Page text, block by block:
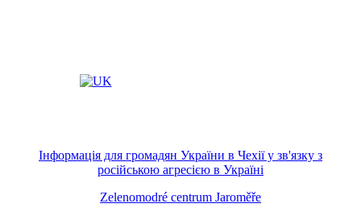
Інформація для громадян України в Чехії у зв'язку з
російською агресією в Україні
Zelenomodré centrum Jaroměře